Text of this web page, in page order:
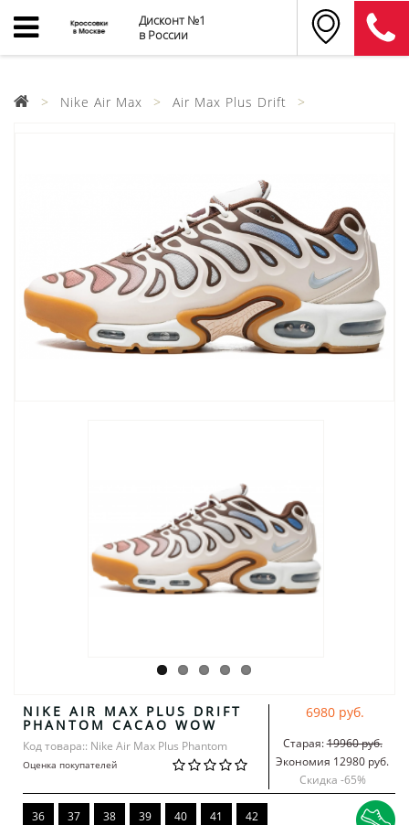
Дисконт №1
в России
Nike Air Max Air Max Plus Drift
NIKE AIR MAX PLUS DRIFT
PHANTOM CACAO WOW
Код товара:: Nike Air Max Plus Phantom
Оценка покупателей
6980 руб.
Старая:19960 руб.
Экономия 12980 руб.
Скидка -65%
36 37 38 39 40 41 42